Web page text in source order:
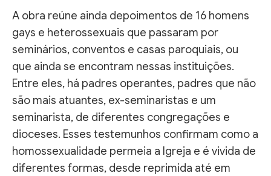
A obra reúne ainda depoimentos de 16 homens
gays e heterossexuais que passaram por
seminários, conventos e casas paroquiais, ou
que ainda se encontram nessas instituições.
Entre eles, há padres operantes, padres que não
são mais atuantes, ex-seminaristas e um
seminarista, de diferentes congregações e
dioceses. Esses testemunhos confirmam como a
homossexualidade permeia a Igreja e é vivida de
diferentes formas, desde reprimida até em